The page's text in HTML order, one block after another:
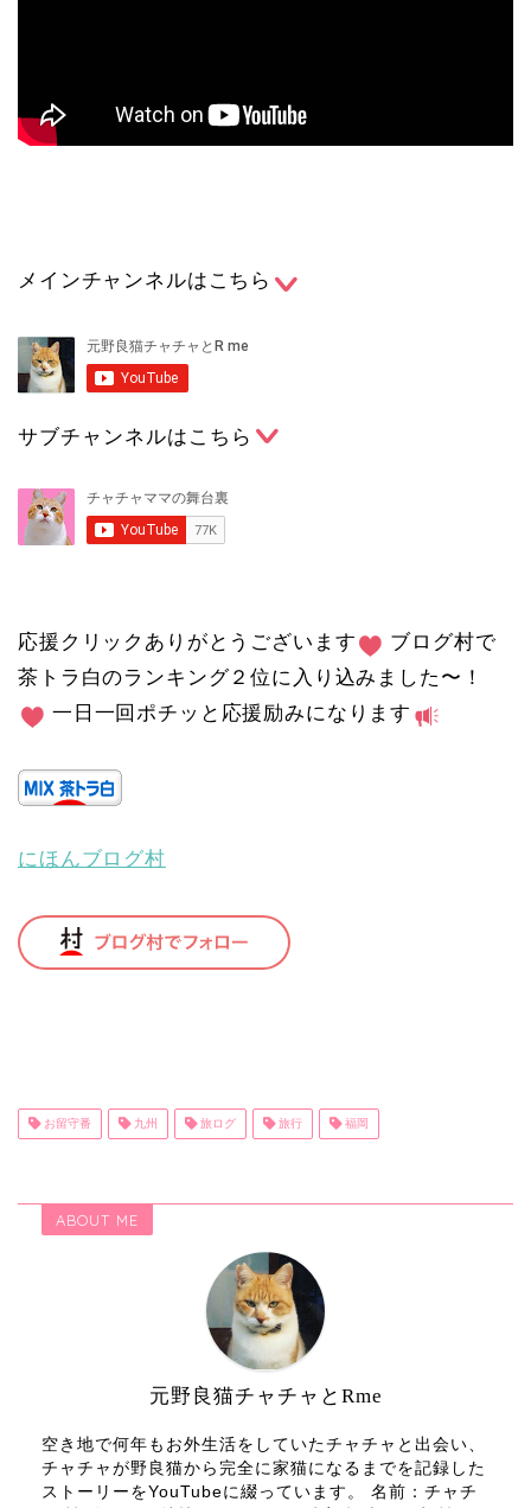
メインチャンネルはこちら
サブチャンネルはこちら
応援クリックありがとうございます
ブログ村で
茶トラ白のランキング２位に入り込みました〜！
一日一回ポチッと応援励みになります
にほんブログ村
お留守番 九州 旅ログ 旅行 福岡
ABOUT ME
元野良猫チャチャとRme
空き地で何年もお外生活をしていたチャチャと出会い、
チャチャが野良猫から完全に家猫になるまでを記録した
ストーリーをYouTubeに綴っています。 名前：チャチ